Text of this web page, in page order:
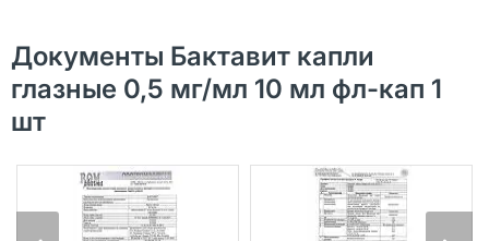
Документы Бактавит капли
глазные 0,5 мг/мл 10 мл фл-кап 1
шт